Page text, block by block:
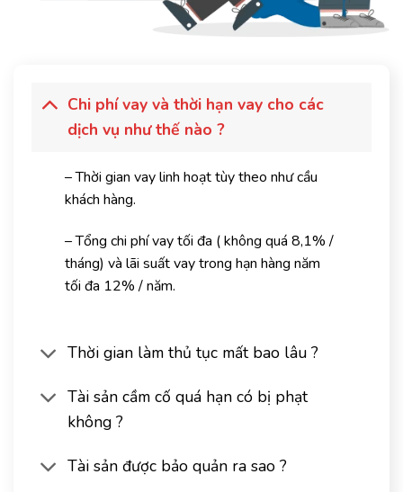
Chi phí vay và thời hạn vay cho các
dịch vụ như thế nào ?
– Thời gian vay linh hoạt tùy theo như cầu
khách hàng.
– Tổng chi phí vay tối đa ( không quá 8,1% /
tháng) và lãi suất vay trong hạn hàng năm
tối đa 12% / năm.
Thời gian làm thủ tục mất bao lâu ?
Tài sản cầm cố quá hạn có bị phạt
không ?
Tài sản được bảo quản ra sao ?